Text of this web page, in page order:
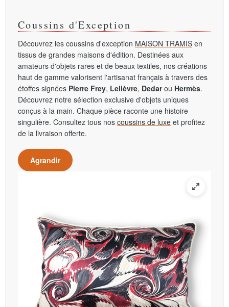
Coussins d'Exception
Découvrez les coussins d'exception MAISON TRAMIS en
tissus de grandes maisons d'édition. Destinées aux
amateurs d'objets rares et de beaux textiles, nos créations
haut de gamme valorisent l'artisanat français à travers des
étoffes signées Pierre Frey, Lelièvre, Dedarou Hermès.
Découvrez notre sélection exclusive d'objets uniques
conçus à la main. Chaque pièce raconte une histoire
singulière. Consultez tous nos coussins de luxe et profitez
de la livraison offerte.
Agrandir